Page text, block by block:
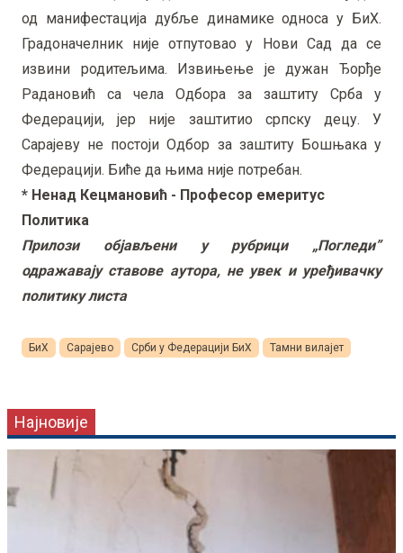
од манифестација дубље динамике односа у БиХ.
Градоначелник није отпутовао у Нови Сад да се
извини родитељима. Извињење је дужан Ђорђе
Радановић са чела Одбора за заштиту Срба у
Федерацији, јер није заштитио српску децу. У
Сарајеву не постоји Одбор за заштиту Бошњака у
Федерацији. Биће да њима није потребан.
* Ненад Кецмановић - Професор емеритус
Политика
Прилози објављени у рубрици „Погледи”
одражавају ставове аутора, не увек и уређивачку
политику листа
БиХ Сарајево Срби у Федерацији БиХ Тамни вилајет
Најновије